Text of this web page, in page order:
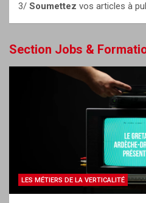
3/ Soumettez vos articles à
Section Jobs &
LES MÉTIERS DE LA VERTICALITÉ